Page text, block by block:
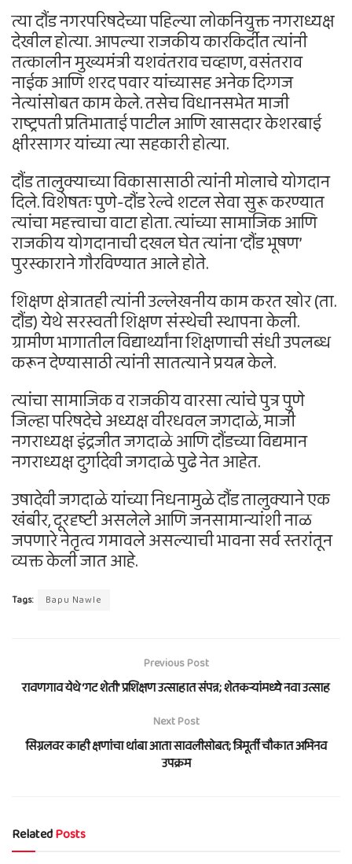
त्या दौंड नगरपरिषदेच्या पहिल्या लोकनियुक्त नगराध्यक्ष
देखील होत्या. आपल्या राजकीय कारकिर्दीत त्यांनी
तत्कालीन मुख्यमंत्री यशवंतराव चव्हाण, वसंतराव
नाईक आणि शरद पवार यांच्यासह अनेक दिग्गज
नेत्यांसोबत काम केले. तसेच विधानसभेत माजी
राष्ट्रपती प्रतिभाताई पाटील आणि खासदार केशरबाई
क्षीरसागर यांच्या त्या सहकारी होत्या.
दौंड तालुक्याच्या विकासासाठी त्यांनी मोलाचे योगदान
दिले. विशेषतः पुणे-दौंड रेल्वे शटल सेवा सुरू करण्यात
त्यांचा महत्त्वाचा वाटा होता. त्यांच्या सामाजिक आणि
राजकीय योगदानाची दखल घेत त्यांना ‘दौंड भूषण’
पुरस्काराने गौरविण्यात आले होते.
शिक्षण क्षेत्रातही त्यांनी उल्लेखनीय काम करत खोर (ता.
दौंड) येथे सरस्वती शिक्षण संस्थेची स्थापना केली.
ग्रामीण भागातील विद्यार्थ्यांना शिक्षणाची संधी उपलब्ध
करून देण्यासाठी त्यांनी सातत्याने प्रयत्न केले.
त्यांचा सामाजिक व राजकीय वारसा त्यांचे पुत्र पुणे
जिल्हा परिषदेचे अध्यक्ष वीरधवल जगदाळे, माजी
नगराध्यक्ष इंद्रजीत जगदाळे आणि दौंडच्या विद्यमान
नगराध्यक्ष दुर्गादेवी जगदाळे पुढे नेत आहेत.
उषादेवी जगदाळे यांच्या निधनामुळे दौंड तालुक्याने एक
खंबीर, दूरदृष्टी असलेले आणि जनसामान्यांशी नाळ
जपणारे नेतृत्व गमावले असल्याची भावना सर्व स्तरांतून
व्यक्त केली जात आहे.
Tags: Bapu Nawle
Previous Post
रावणगाव येथे ‘गट शेती’ प्रशिक्षण उत्साहात संपन्न; शेतकऱ्यांमध्ये नवा उत्साह
Next Post
सिग्नलवर काही क्षणांचा थांबा आता सावलीसोबत; त्रिमूर्ती चौकात अभिनव
उपक्रम
RelatedPosts